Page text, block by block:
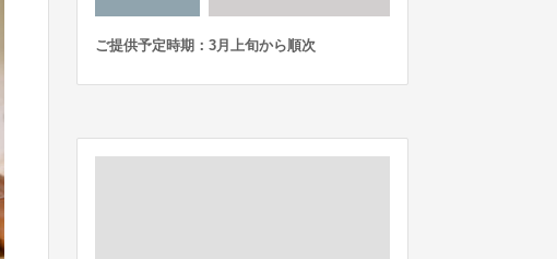
ご提供予定時期：3月上旬から順次